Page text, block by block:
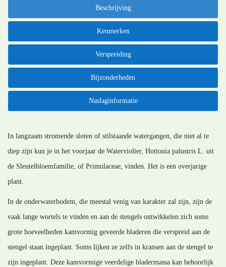
Beschrijving
Kenmerken
Verspreiding
Bijzonderheden
Naslaginformatie
In langzaam stromende sloten of stilstaande watergangen, die niet al te
diep zijn kun je in het voorjaar de Waterviolier, Hottonia palustris L. uit
de Sleutelbloemfamilie, of Primulaceae, vinden. Het is een overjarige
plant.
In de onderwaterbodem, die meestal venig van karakter zal zijn, zijn de
vaak lange wortels te vinden en aan de stengels ontwikkelen zich soms
grote hoeveelheden kamvormig geveerde bladeren die verspreid aan de
stengel staan ingeplant. Soms lijken ze zelfs in kransen aan de stengel te
zijn ingeplant. Deze kamvormige veerdelige bladermassa kan behoorlijk